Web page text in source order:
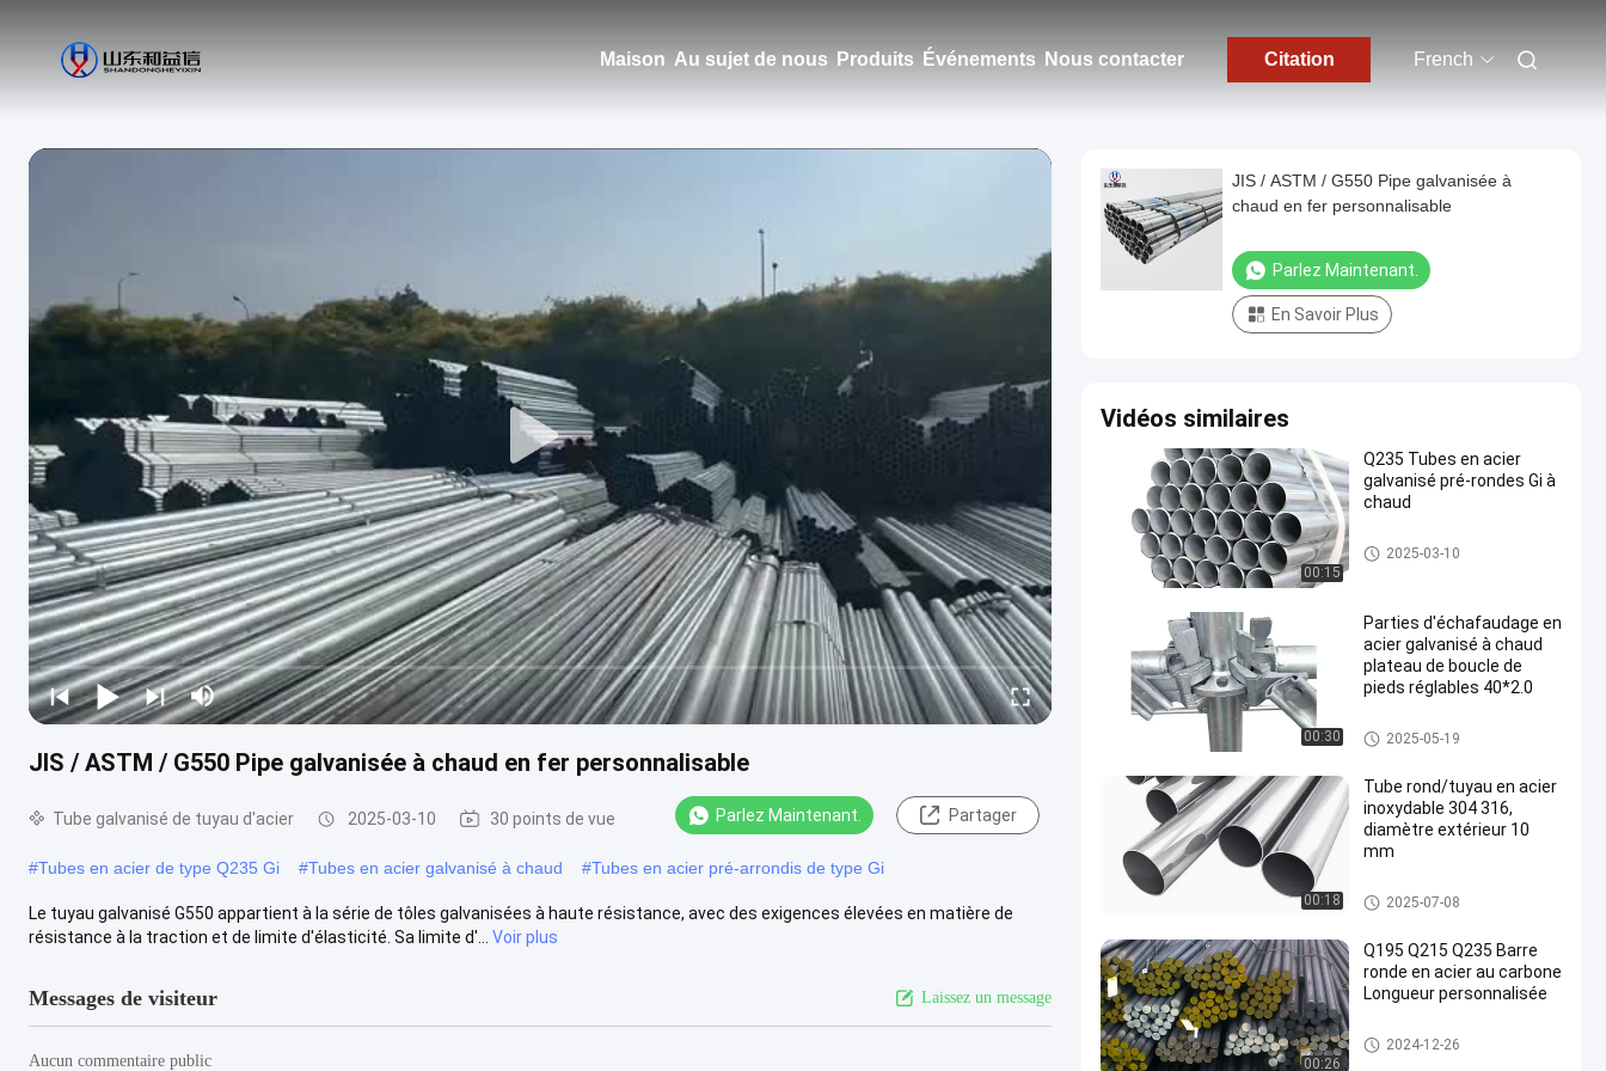
Maison Au sujet de nous Produits Événements Nous contacter Citation French
JIS / ASTM / G550 Pipe galvanisée à chaud en fer personnalisable
Tube galvanisé de tuyau d'acier 2025-03-10 30 points de vue Parlez Maintenant. Partager
#Tubes en acier de type Q235 Gi #Tubes en acier galvanisé à chaud #Tubes en acier pré-arrondis de type Gi
Le tuyau galvanisé G550 appartient à la série de tôles galvanisées à haute résistance, avec des exigences élevées en matière de
résistance à la traction et de limite d'élasticité. Sa limite d'...
Voir plus
Messages de visiteur Laissez un message
Aucun commentaire public
JIS / ASTM / G550 Pipe galvanisée à
chaud en fer personnalisable
Parlez Maintenant.
En Savoir Plus
Vidéos similaires
00:15
Q235 Tubes en acier
galvanisé pré-rondes Gi à
chaud
Tube galvanisé de tuyau d'aci
er
2025-03-10
00:30
Parties d'échafaudage en
acier galvanisé à chaud
plateau de boucle de
pieds réglables 40*2.0
Tube galvanisé de tuyau d'aci
er
2025-05-19
00:18
Tube rond/tuyau en acier
inoxydable 304 316,
diamètre extérieur 10
mm
Pièces en acier au carbone
2025-07-08
00:26
Q195 Q215 Q235 Barre
ronde en acier au carbone
Longueur personnalisée
Tige en acier au carbone
2024-12-26